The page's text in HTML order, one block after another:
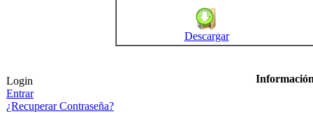
Login
Entrar
¿Recuperar Contraseña?
Descargar